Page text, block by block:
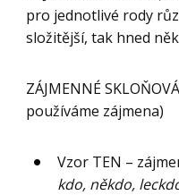
pro jednotlivé rody
složitější, tak hned
ZÁJMENNÉ
používáme zájmena)
Vzor TEN –
kdo, někdo,